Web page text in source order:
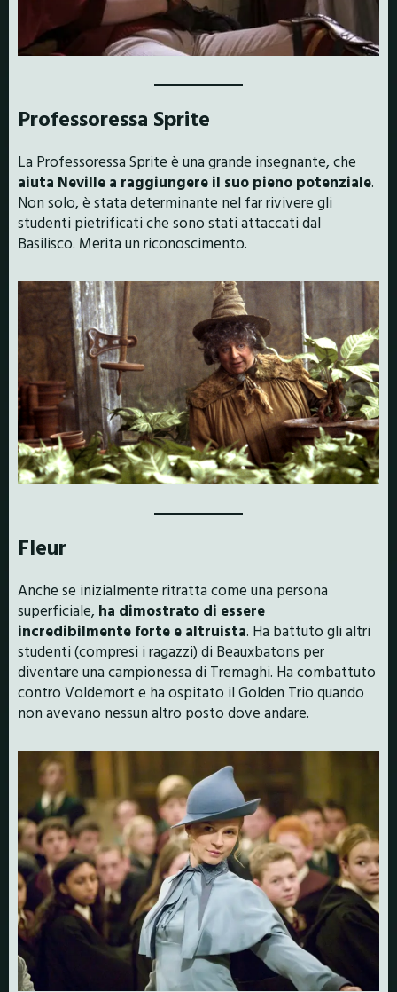
Professoressa Sprite
La Professoressa Sprite è una grande insegnante, che
aiuta Neville a raggiungere il suo pieno potenziale.
Non solo, è stata determinante nel far rivivere gli
studenti pietrificati che sono stati attaccati dal
Basilisco. Merita un riconoscimento.
Fleur
Anche se inizialmente ritratta come una persona
superficiale, ha dimostrato di essere
incredibilmente forte e altruista. Ha battuto gli altri
studenti (compresi i ragazzi) di Beauxbatons per
diventare una campionessa di Tremaghi. Ha combattuto
contro Voldemort e ha ospitato il Golden Trio quando
non avevano nessun altro posto dove andare.